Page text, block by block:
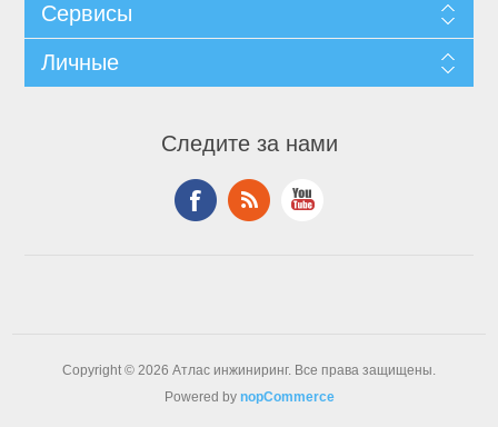
Сервисы
Личные
Следите за нами
Copyright © 2026 Атлас инжиниринг. Все права защищены.
Powered by nopCommerce